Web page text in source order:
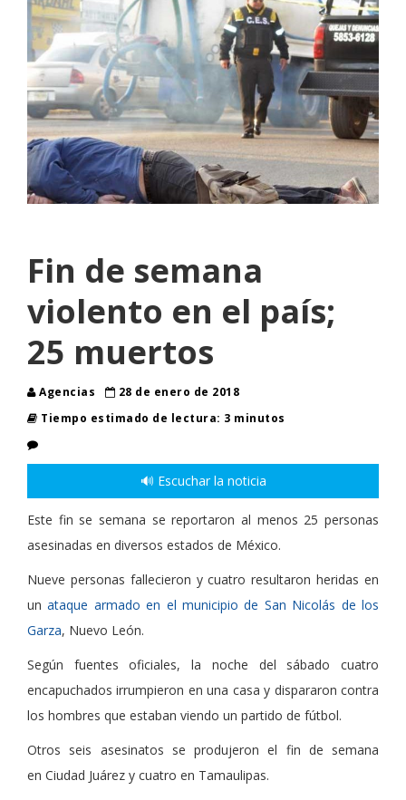
Fin de semana
violento en el país;
25 muertos
Agencias
28 de enero de 2018
Tiempo estimado de lectura: 3 minutos
🔊 Escuchar la noticia
Este fin se semana se reportaron al menos 25 personas
asesinadas en diversos estados de México.
Nueve personas fallecieron y cuatro resultaron heridas en
unataque armado en el municipio de San Nicolás de los
Garza, Nuevo León.
Según fuentes oficiales, la noche del sábado cuatro
encapuchados irrumpieron en una casa y dispararon contra
los hombres que estaban viendo un partido de fútbol.
Otros seis asesinatos se produjeron el fin de semana
en Ciudad Juárez y cuatro en Tamaulipas.